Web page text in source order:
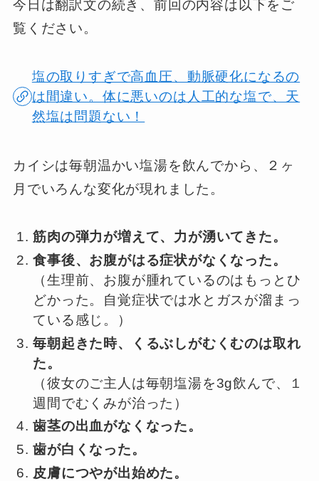
今日は翻訳文の続き、前回の内容は以下をご
覧ください。
塩の取りすぎで高血圧、動脈硬化になるの
は間違い。体に悪いのは人工的な塩で、天
然塩は問題ない！
カイシは毎朝温かい塩湯を飲んでから、２ヶ
月でいろんな変化が現れました。
筋肉の弾力が増えて、力が湧いてきた。
食事後、お腹がはる症状がなくなった。
（生理前、お腹が腫れているのはもっとひ
どかった。自覚症状では水とガスが溜まっ
ている感じ。）
毎朝起きた時、くるぶしがむくむのは取れ
た。
（彼女のご主人は毎朝塩湯を3g飲んで、１
週間でむくみが治った）
歯茎の出血がなくなった。
歯が白くなった。
皮膚につやが出始めた。